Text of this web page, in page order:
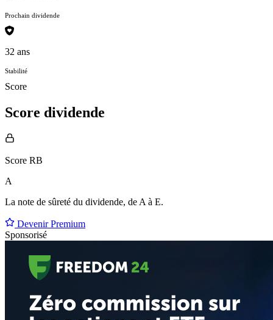
Prochain dividende
32 ans
Stabilité
Score
Score dividende
Score RB
A
La note de sûreté du dividende, de A à E.
Devenir Premium
Sponsorisé